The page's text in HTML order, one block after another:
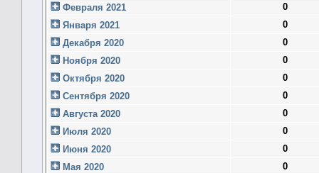
Февраля 2021
0
Января 2021
0
Декабря 2020
0
Ноября 2020
0
Октября 2020
0
Сентября 2020
0
Августа 2020
0
Июля 2020
0
Июня 2020
0
Мая 2020
0